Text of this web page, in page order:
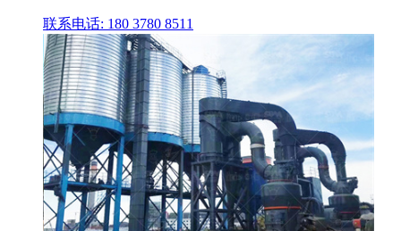
联系电话: 180 3780 8511